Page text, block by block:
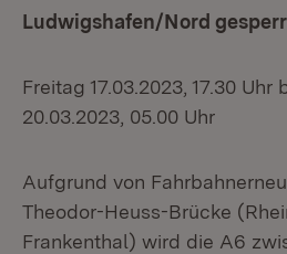
Ludwigshafen/Nord
Freitag 17.03.2023, 17.30 Uhr
20.03.2023, 05.00 Uhr
Aufgrund von
Theodor-Heuss-Brücke
Frankenthal) wird die A6